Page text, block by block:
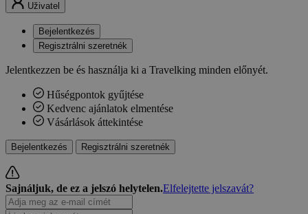
Uživatel
Bejelentkezés
Regisztrálni szeretnék
Jelentkezzen be és használja ki a Travelking minden előnyét.
Hűségpontok gyűjtése
Kedvenc ajánlatok elmentése
Vásárlások áttekintése
Bejelentkezés Regisztrálni szeretnék
Sajnáljuk, de ez a jelszó helytelen.Elfelejtette jelszavát?